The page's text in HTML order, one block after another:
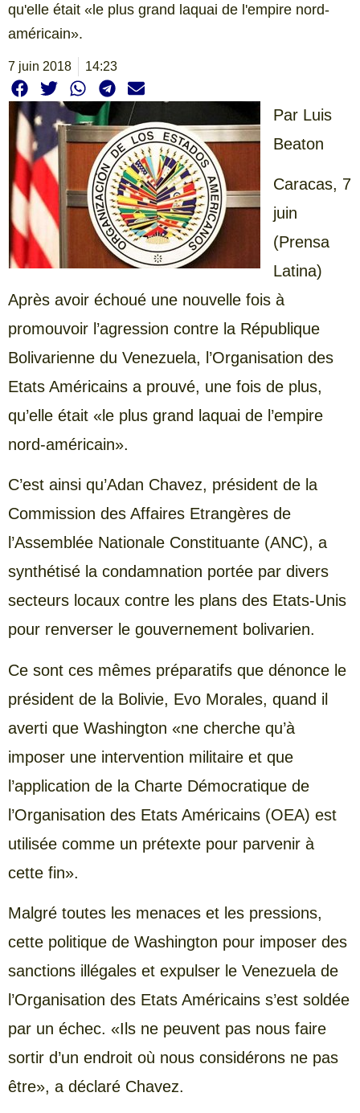
qu'elle était «le plus grand laquai de l'empire nord-
américain».
7 juin 2018 14:23
Par Luis
Beaton
Caracas, 7
juin
(Prensa
Latina)
Après avoir échoué une nouvelle fois à
promouvoir l’agression contre la République
Bolivarienne du Venezuela, l’Organisation des
Etats Américains a prouvé, une fois de plus,
qu’elle était «le plus grand laquai de l’empire
nord-américain».
C’est ainsi qu’Adan Chavez, président de la
Commission des Affaires Etrangères de
l’Assemblée Nationale Constituante (ANC), a
synthétisé la condamnation portée par divers
secteurs locaux contre les plans des Etats-Unis
pour renverser le gouvernement bolivarien.
Ce sont ces mêmes préparatifs que dénonce le
président de la Bolivie, Evo Morales, quand il
averti que Washington «ne cherche qu’à
imposer une intervention militaire et que
l’application de la Charte Démocratique de
l’Organisation des Etats Américains (OEA) est
utilisée comme un prétexte pour parvenir à
cette fin».
Malgré toutes les menaces et les pressions,
cette politique de Washington pour imposer des
sanctions illégales et expulser le Venezuela de
l’Organisation des Etats Américains s’est soldée
par un échec. «Ils ne peuvent pas nous faire
sortir d’un endroit où nous considérons ne pas
être», a déclaré Chavez.